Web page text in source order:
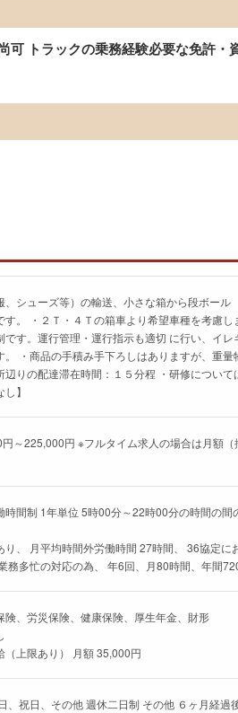
可 トラックの乗務経験必要な免許・
、シューズ等）の輸送、小さな箱から段ボール
す。 ・２Ｔ・４Ｔの箱車より希望車種を考慮
です。運行管理・運行指示も適切 に行い、イレ
・商品の手積み手下ろしはありますが、重量
辺りの配達滞在時間：１５分程 ・研修について
】
～225,000円 ※フルタイム求人の場合は月額
時間制 1年単位 5時00分～22時00分の時間の
り、 月平均時間外労働時間 27時間、 36協定に
務多忙の対応の為、 年6回、月80時間、年間
険、労災保険、健康保険、厚生年金、財形
（上限あり） 月額 35,000円
、祝日、その他 週休二日制 その他 ６ヶ月経過